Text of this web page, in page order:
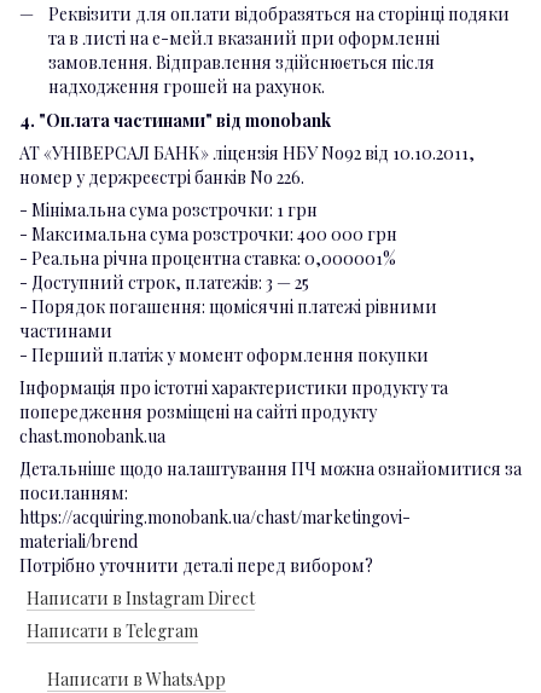
Реквізити для оплати відобразяться на сторінці подяки
та в листі на е-мейл вказаний при оформленні
замовлення. Відправлення здійснюється після
надходження грошей на рахунок.
4. "Оплата частинами" від monobank
АТ «УНІВЕРСАЛ БАНК» ліцензія НБУ No92 від 10.10.2011,
номер у держреєстрі банків No 226.
- Мінімальна сума розстрочки: 1 грн
- Максимальна сума розстрочки: 400 000 грн
- Реальна річна процентна ставка: 0,000001%
- Доступний строк, платежів: 3 — 25
- Порядок погашення: щомісячні платежі рівними
частинами
- Перший платіж у момент оформлення покупки
Інформація про істотні характеристики продукту та
попередження розміщені на сайті продукту
chast.monobank.ua
Детальніше щодо налаштування ПЧ можна ознайомитися за
посиланням:
https://acquiring.monobank.ua/chast/marketingovi-
materiali/brend
Потрібно уточнити деталі перед вибором?
Написати в Instagram Direct
Написати в Telegram
Написати в WhatsApp